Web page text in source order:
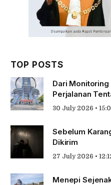
TOP POSTS
Dari Monitoring
Perjalanan
30 July 2026 •
Sebelum
Dikirim
27 July 2026 •
Menepi